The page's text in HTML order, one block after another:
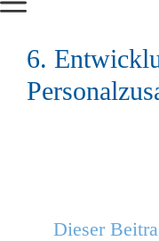
6.
Dieser